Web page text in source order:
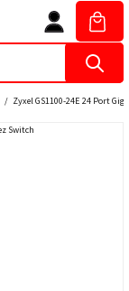
Zyxel GS1100-24E 24 Port